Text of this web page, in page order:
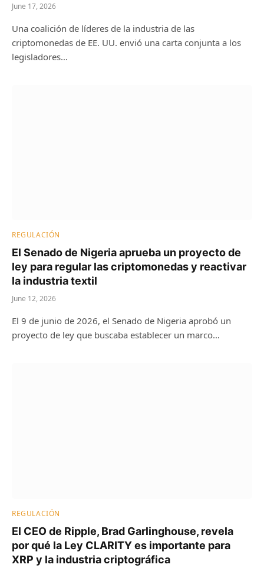
June 17, 2026
Una coalición de líderes de la industria de las
criptomonedas de EE. UU. envió una carta conjunta a los
legisladores…
REGULACIÓN
El Senado de Nigeria aprueba un proyecto de
ley para regular las criptomonedas y reactivar
la industria textil
June 12, 2026
El 9 de junio de 2026, el Senado de Nigeria aprobó un
proyecto de ley que buscaba establecer un marco…
REGULACIÓN
El CEO de Ripple, Brad Garlinghouse, revela
por qué la Ley CLARITY es importante para
XRP y la industria criptográfica